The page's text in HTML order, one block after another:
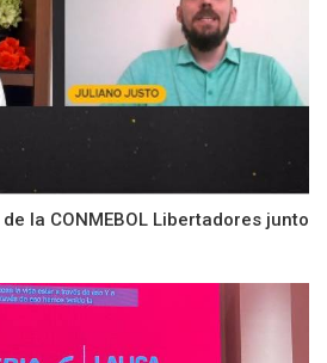
la CONMEBOL Libertadores junto